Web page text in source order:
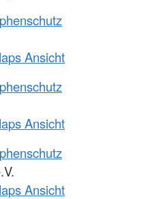
Ansicht
Ansicht
Ansicht